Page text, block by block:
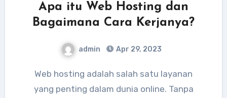
Apa itu Web Hosting dan
Bagaimana Cara Kerjanya?
admin Apr 29, 2023
Web hosting adalah salah satu layanan
yang penting dalam dunia online. Tanpa